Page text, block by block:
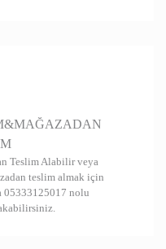
Teslim Alabilir veya
teslim almak için
05333125017 nolu